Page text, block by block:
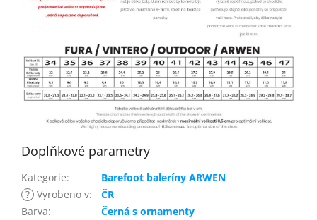
Doplňkové parametry
Kategorie:
Barefoot baleríny ARWEN
? Vyrobeno v:
ČR
Barva:
Černá s ornamenty